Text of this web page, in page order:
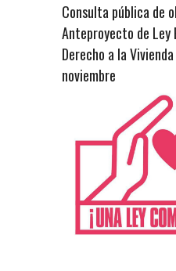
Consulta pública de
Anteproyecto de Ley
Derecho a la
noviembre